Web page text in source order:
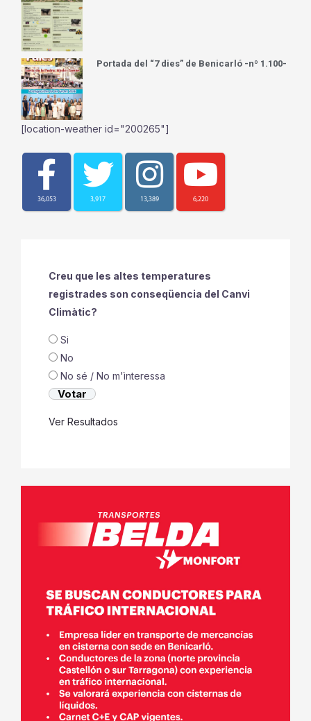
Portada del “7 dies” de Benicarló -nº 1.100-
[location-weather id="200265"]
36,053 3,917 13,389 6,220
Creu que les altes temperatures
registrades son conseqüencia del Canvi
Climàtic?
Si
No
No sé / No m'ìnteressa
Ver Resultados